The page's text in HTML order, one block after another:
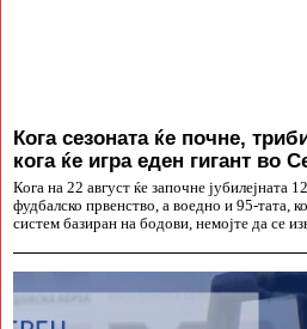
Кога сезоната ќе почне,
кога ќе игра еден гигант во
Кога на 22 август ќе започне јубилејната
фудбалско првенство, а воедно и 95-тата,
систем базиран на бодови, немојте да се